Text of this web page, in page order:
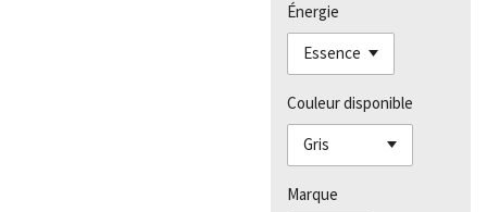
Énergie
Couleur disponible
Marque